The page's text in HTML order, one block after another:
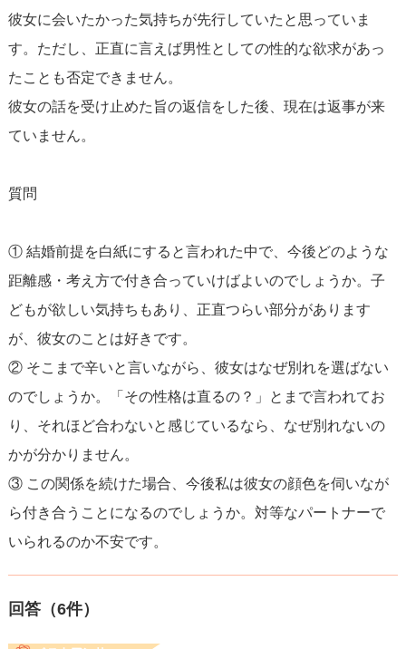
彼女に会いたかった気持ちが先行していたと思っていま
す。ただし、正直に言えば男性としての性的な欲求があっ
たことも否定できません。
彼女の話を受け止めた旨の返信をした後、現在は返事が来
ていません。
質問
① 結婚前提を白紙にすると言われた中で、今後どのような
距離感・考え方で付き合っていけばよいのでしょうか。子
どもが欲しい気持ちもあり、正直つらい部分があります
が、彼女のことは好きです。
② そこまで辛いと言いながら、彼女はなぜ別れを選ばない
のでしょうか。「その性格は直るの？」とまで言われてお
り、それほど合わないと感じているなら、なぜ別れないの
かが分かりません。
③ この関係を続けた場合、今後私は彼女の顔色を伺いなが
ら付き合うことになるのでしょうか。対等なパートナーで
いられるのか不安です。
回答（6件）